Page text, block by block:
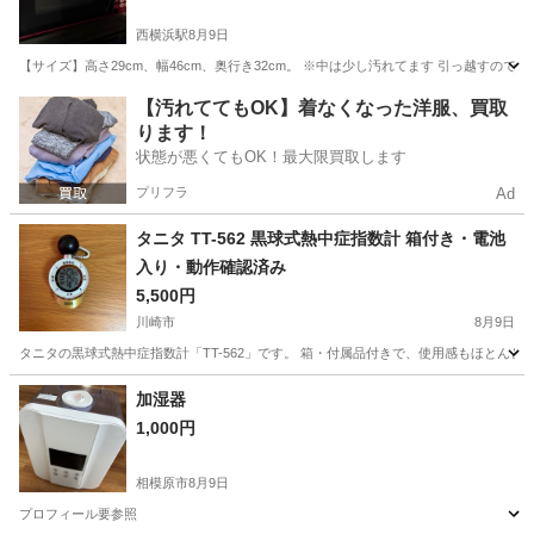
西横浜駅8月9日
【サイズ】高さ29cm、幅46cm、奥行き32cm。 ※中は少し汚れてます 引っ越すので8
神奈川 横浜市 西横浜駅 キッチン家電
【汚れててもOK】着なくなった洋服、買取
ります！
状態が悪くてもOK！最大限買取します
プリフラ Ad
タニタ TT-562 黒球式熱中症指数計 箱付き・電池
入り・動作確認済み
5,500円
川崎市 8月9日
タニタの黒球式熱中症指数計「TT-562」です。 箱・付属品付きで、使用感もほとん
神奈川 川崎市 季節、空調家電
加湿器
1,000円
相模原市8月9日
プロフィール要参照